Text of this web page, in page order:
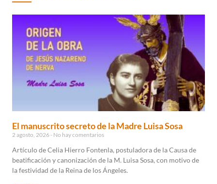
El manuscrito secreto de la Madre Luisa Sosa
2 agosto, 2026 No hay comentarios
Artículo de Celia Hierro Fontenla, postuladora de la Causa de
beatificación y canonización de la M. Luisa Sosa, con motivo de
la festividad de la Reina de los Ángeles.